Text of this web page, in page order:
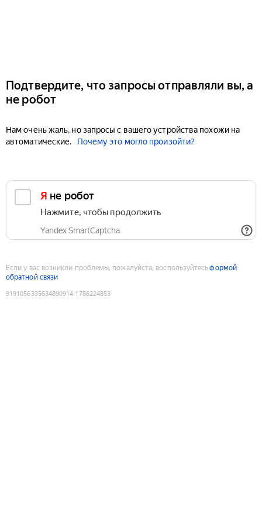
Подтвердите, что запросы отправляли вы, а
не робот
Нам очень жаль, но запросы с вашего устройства похожи на
автоматические.
Почему это могло произойти?
Я не робот
Нажмите, чтобы продолжить
Yandex SmartCaptcha
Если у вас возникли проблемы, пожалуйста, воспользуйтесьформой
обратной связи
9191056335634890914:1786224853